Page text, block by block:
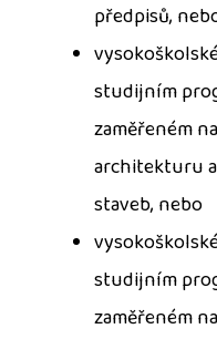
předpisů,
studijním
zaměřeném
architekturu
staveb, nebo
studijním
zaměřeném